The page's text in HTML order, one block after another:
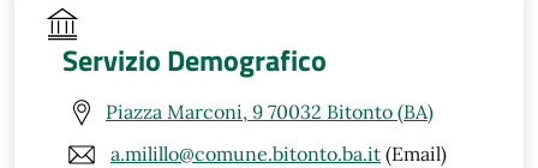
Servizio Demografico
Piazza Marconi, 9 70032 Bitonto (BA)
a.milillo@comune.bitonto.ba.it (Email)